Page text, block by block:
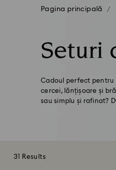
Pagina principală
Seturi
Cadoul perfect pentru
cercei, lănțișoare și
sau simplu și rafinat?
31 Results